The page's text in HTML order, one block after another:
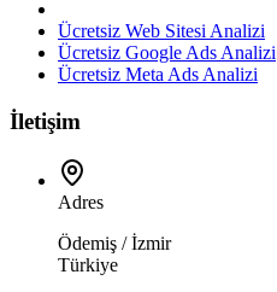
Ücretsiz Web Sitesi Analizi
Ücretsiz Google Ads Analizi
Ücretsiz Meta Ads Analizi
İletişim
Adres
Ödemiş / İzmir
Türkiye